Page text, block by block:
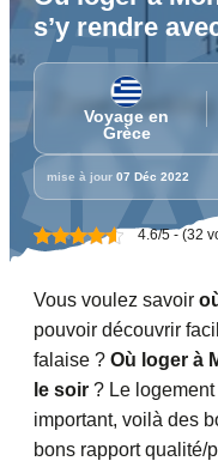
s’y rendre
Voyage en
Grèce
mise à jour 07 Déc 2022
4.6/5 - (32
Vous voulez savoir
pouvoir découvrir
falaise ? Où loger à
le soir ? Le
important, voilà des
bons rapport qualité/